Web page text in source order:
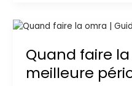
Quand faire
meilleure
Quand
la